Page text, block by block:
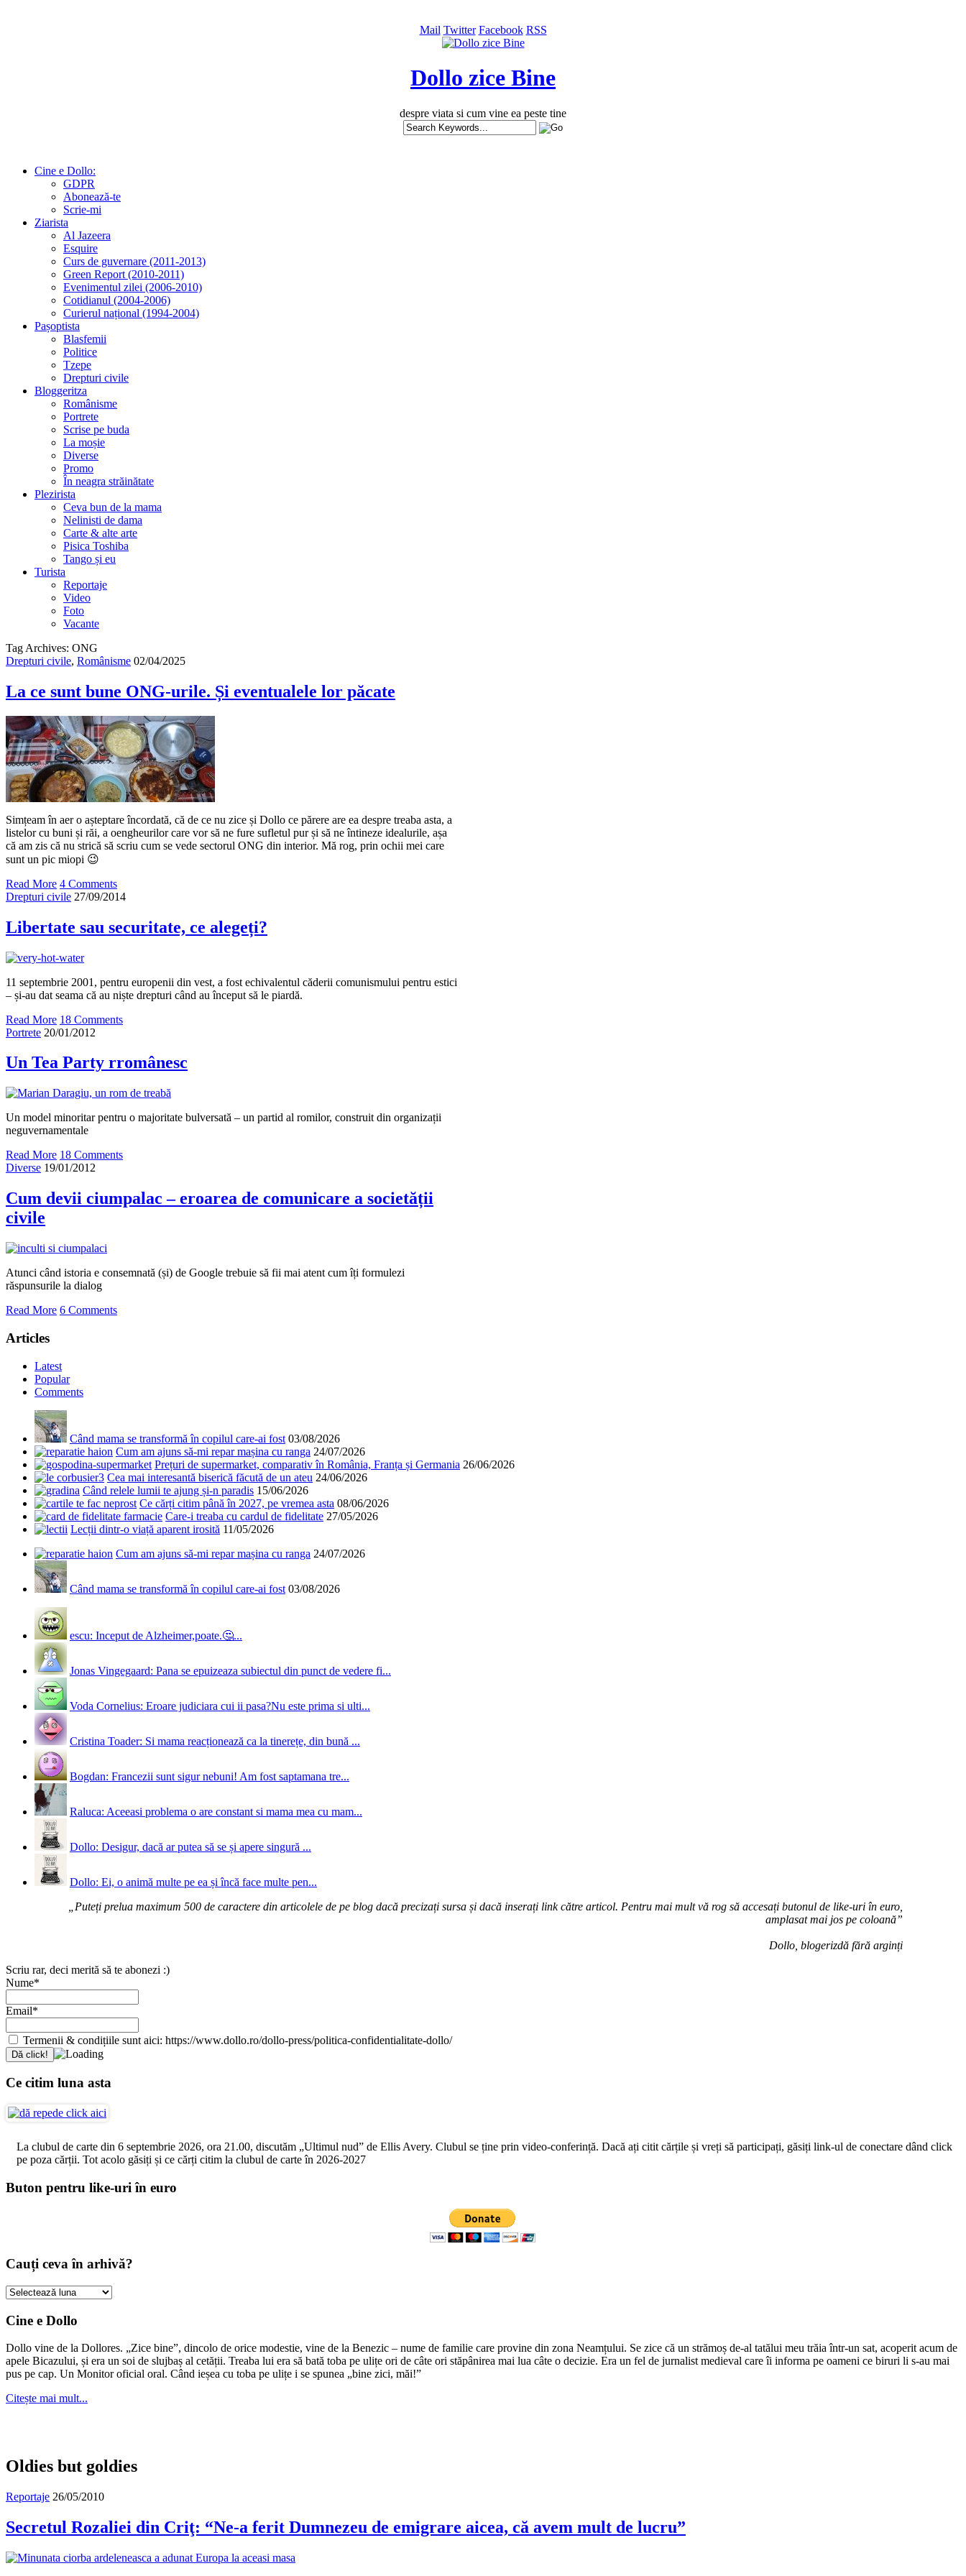
Mail Twitter Facebook RSS
Dollo zice Bine
despre viata si cum vine ea peste tine
Cine e Dollo:
GDPR
Abonează-te
Scrie-mi
Ziarista
Al Jazeera
Esquire
Curs de guvernare (2011-2013)
Green Report (2010-2011)
Evenimentul zilei (2006-2010)
Cotidianul (2004-2006)
Curierul național (1994-2004)
Pașoptista
Blasfemii
Politice
Tzepe
Drepturi civile
Bloggeritza
Românisme
Portrete
Scrise pe buda
La moșie
Diverse
Promo
În neagra străinătate
Plezirista
Ceva bun de la mama
Nelinisti de dama
Carte & alte arte
Pisica Toshiba
Tango și eu
Turista
Reportaje
Video
Foto
Vacante
Tag Archives: ONG
Drepturi civile, Românisme 02/04/2025
La ce sunt bune ONG-urile. Și eventualele lor păcate
Simțeam în aer o așteptare încordată, că de ce nu zice și Dollo ce părere are ea despre treaba asta, a
listelor cu buni și răi, a oengheurilor care vor să ne fure sufletul pur și să ne întineze idealurile, așa
că am zis că nu strică să scriu cum se vede sectorul ONG din interior. Mă rog, prin ochii mei care
sunt un pic miopi 😉
Read More 4 Comments
Drepturi civile 27/09/2014
Libertate sau securitate, ce alegeți?
11 septembrie 2001, pentru europenii din vest, a fost echivalentul căderii comunismului pentru estici
– și-au dat seama că au niște drepturi când au început să le piardă.
Read More 18 Comments
Portrete 20/01/2012
Un Tea Party rromânesc
Un model minoritar pentru o majoritate bulversată – un partid al romilor, construit din organizații
neguvernamentale
Read More 18 Comments
Diverse 19/01/2012
Cum devii ciumpalac – eroarea de comunicare a societății
civile
Atunci când istoria e consemnată (și) de Google trebuie să fii mai atent cum îți formulezi
răspunsurile la dialog
Read More 6 Comments
Articles
Latest
Popular
Comments
Când mama se transformă în copilul care-ai fost 03/08/2026
Cum am ajuns să-mi repar mașina cu ranga 24/07/2026
Prețuri de supermarket, comparativ în România, Franța și Germania 26/06/2026
Cea mai interesantă biserică făcută de un ateu 24/06/2026
Când relele lumii te ajung și-n paradis 15/06/2026
Ce cărți citim până în 2027, pe vremea asta 08/06/2026
Care-i treaba cu cardul de fidelitate 27/05/2026
Lecții dintr-o viață aparent irosită 11/05/2026
Cum am ajuns să-mi repar mașina cu ranga 24/07/2026
Când mama se transformă în copilul care-ai fost 03/08/2026
escu: Inceput de Alzheimer,poate.🤔...
Jonas Vingegaard: Pana se epuizeaza subiectul din punct de vedere fi...
Voda Cornelius: Eroare judiciara cui ii pasa?Nu este prima si ulti...
Cristina Toader: Si mama reacționează ca la tinerețe, din bună ...
Bogdan: Francezii sunt sigur nebuni! Am fost saptamana tre...
Raluca: Aceeasi problema o are constant si mama mea cu mam...
Dollo: Desigur, dacă ar putea să se și apere singură ...
Dollo: Ei, o animă multe pe ea și încă face multe pen...
„Puteți prelua maximum 500 de caractere din articolele de pe blog dacă precizați sursa și dacă inserați link către articol. Pentru mai mult vă rog să accesați butonul de like-uri în euro,
amplasat mai jos pe coloană”
Dollo, blogerizdă fără arginți
Scriu rar, deci merită să te abonezi :)
Nume*
Email*
Termenii & condițiile sunt aici: https://www.dollo.ro/dollo-press/politica-confidentialitate-dollo/
Ce citim luna asta
La clubul de carte din 6 septembrie 2026, ora 21.00, discutăm „Ultimul nud” de Ellis Avery. Clubul se ține prin video-conferință. Dacă ați citit cărțile și vreți să participați, găsiți link-ul de conectare dând click
pe poza cărții. Tot acolo găsiți și ce cărți citim la clubul de carte în 2026-2027
Buton pentru like-uri în euro
Cauți ceva în arhivă?
Cauți
în
Cine e Dollo
Dollo vine de la Dollores. „Zice bine”, dincolo de orice modestie, vine de la Benezic – nume de familie care provine din zona Neamțului. Se zice că un strămoș de-al tatălui meu trăia într-un sat, acoperit acum de
apele Bicazului, și era un soi de slujbaș al cetății. Treaba lui era să bată toba pe ulițe ori de câte ori stăpânirea mai lua câte o decizie. Era un fel de jurnalist medieval care îi informa pe oameni ce biruri li s-au mai
pus pe cap. Un Monitor oficial oral. Când ieșea cu toba pe ulițe i se spunea „bine zici, măi!”
Citește mai mult...
Oldies but goldies
Reportaje 26/05/2010
Secretul Rozaliei din Criţ: “Ne-a ferit Dumnezeu de emigrare aicea, că avem mult de lucru”